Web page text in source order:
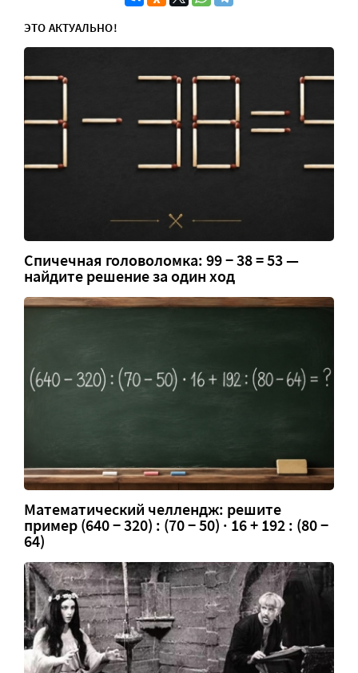
ЭТО АКТУАЛЬНО!
Спичечная головоломка: 99 − 38 = 53 —
найдите решение за один ход
Математический челлендж: решите
пример (640 − 320) : (70 − 50) · 16 + 192 : (80 −
64)